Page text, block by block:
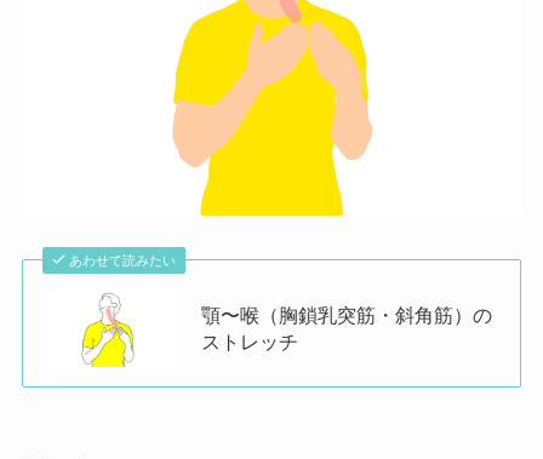
あわせて読みたい
顎〜喉（胸鎖乳突筋・斜角筋）の
ストレッチ